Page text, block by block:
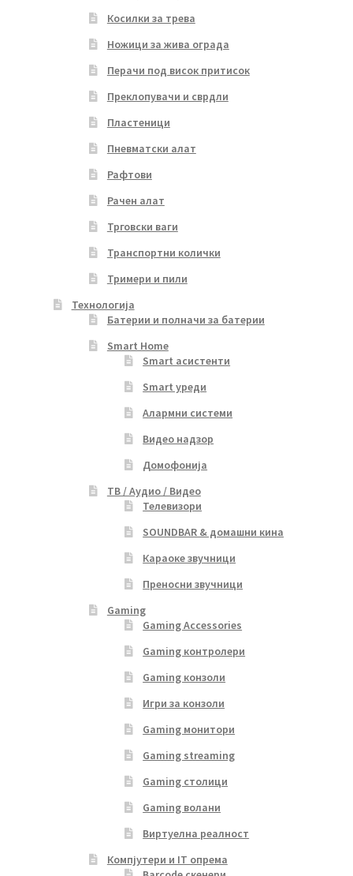
Косилки за трева
Ножици за жива ограда
Перачи под висок притисок
Преклопувачи и сврдли
Пластеници
Пневматски алат
Рафтови
Рачен алат
Трговски ваги
Транспортни колички
Тримери и пили
Технологија
Батерии и полначи за батерии
Smart Home
Smart асистенти
Smart уреди
Алармни системи
Видео надзор
Домофонија
ТВ / Аудио / Видео
Телевизори
SOUNDBAR & домашни кина
Караоке звучници
Преносни звучници
Gaming
Gaming Accessories
Gaming контролери
Gaming конзоли
Игри за конзоли
Gaming монитори
Gaming streaming
Gaming столици
Gaming волани
Виртуелна реалност
Компјутери и IT опрема